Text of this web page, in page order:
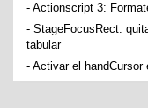
- Actionscript 3:
- StageFocusRect:
tabular
- Activar el handCursor